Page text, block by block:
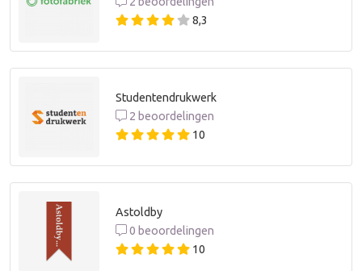
8,3
Studentendrukwerk
2 beoordelingen
10
Astoldby
0 beoordelingen
10